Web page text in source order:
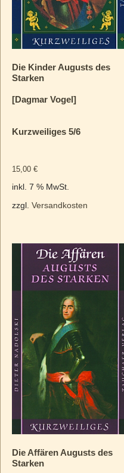
Die Kinder Augusts des
Starken
[Dagmar Vogel]
Kurzweiliges 5/6
15,00 €
inkl. 7 % MwSt.
zzgl. Versandkosten
Die Affären Augusts des
Starken